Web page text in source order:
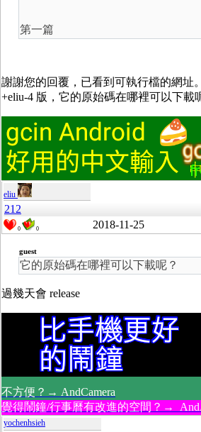
第一篇
謝謝您的回覆，已看到可執行檔的網址
+eliu-4 版，它的原始碼在哪裡可以下載
eliu
212
0 0 2018-11-25
guest
它的原始碼在哪裡可以下載呢？
過幾天會 release
不方便？→ AndCamera
覺得鬧鐘/行事曆有改進的空間？→
yochenhsieh